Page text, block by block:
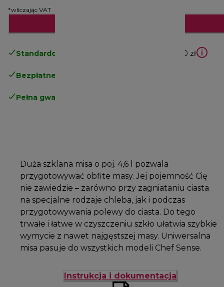
*wliczając VAT
Standardowa bezpłatna dostawa powyżej 210 zł
Bezpłatne zwroty
Pełna gwarancja producenta
Duża szklana misa o poj. 4,6 l pozwala
przygotowywać obfite masy. Jej pojemność Cię
nie zawiedzie – zarówno przy zagniataniu ciasta
na specjalne rodzaje chleba, jak i podczas
przygotowywania polewy do ciasta. Do tego
trwałe i łatwe w czyszczeniu szkło ułatwia szybkie
wymycie z nawet najgęstszej masy. Uniwersalna
misa pasuje do wszystkich modeli Chef Sense.
Instrukcja i dokumentacja